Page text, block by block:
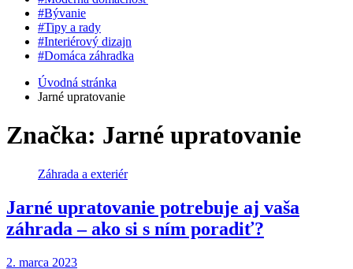
#Bývanie
#Tipy a rady
#Interiérový dizajn
#Domáca záhradka
Úvodná stránka
Jarné upratovanie
Značka: Jarné upratovanie
Záhrada a exteriér
Jarné upratovanie potrebuje aj vaša
záhrada – ako si s ním poradiť?
2. marca 2023